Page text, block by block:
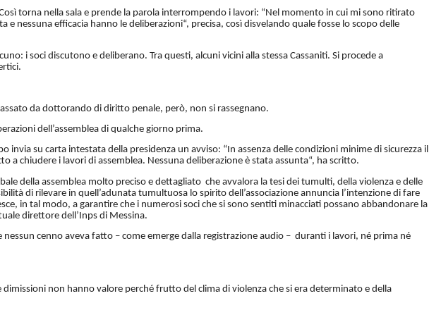
torna nella sala e prende la parola interrompendo i lavori: “Nel momento in cui mi sono ritirato
e nessuna efficacia hanno le deliberazioni“, precisa, così disvelando quale fosse lo scopo delle
i soci discutono e deliberano. Tra questi, alcuni vicini alla stessa Cassaniti. Si procede a
da dottorando di diritto penale, però, non si rassegnano.
dell’assemblea di qualche giorno prima.
invia su carta intestata della presidenza un avviso: “In assenza delle condizioni minime di sicurezza il
a chiudere i lavori di assemblea. Nessuna deliberazione è stata assunta“, ha scritto.
della assemblea molto preciso e dettagliato che avvalora la tesi dei tumulti, della violenza e delle
di rilevare in quell’adunata tumultuosa lo spirito dell’associazione annuncia l’intenzione di fare
in tal modo, a garantire che i numerosi soci che si sono sentiti minacciati possano abbandonare la
direttore dell’Inps di Messina.
nessun cenno aveva fatto – come emerge dalla registrazione audio – duranti i lavori, né prima né
dimissioni non hanno valore perché frutto del clima di violenza che si era determinato e della